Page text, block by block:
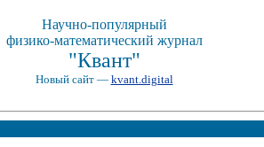
Научно-популярный
физико-математический журнал
"Квант"
Новый сайт — kvant.digital